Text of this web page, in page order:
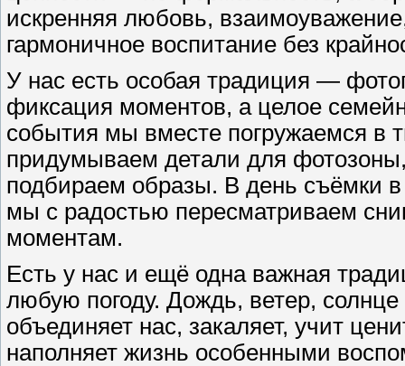
искренняя любовь,
гармоничное воспитание без
У нас есть особая традиция —
фиксация моментов, а целое
события мы вместе погружаемся в
придумываем детали для
подбираем образы. В день съёмки
мы с радостью пересматриваем
моментам.
Есть у нас и ещё одна важная
любую погоду. Дождь, ветер,
объединяет нас, закаляет, учит
наполняет жизнь особенными